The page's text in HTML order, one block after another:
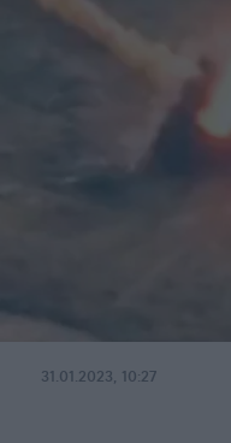
31.01.2023, 10:27